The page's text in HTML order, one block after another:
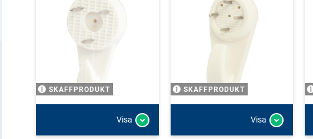
SKAFFPRODUKT
Visa
SKAFFPRODUKT
Visa